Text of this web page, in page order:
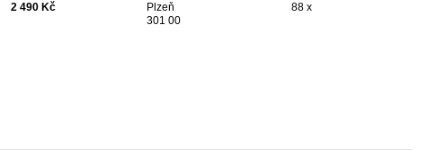
2 490 Kč
Plzeň
301 00
88 x